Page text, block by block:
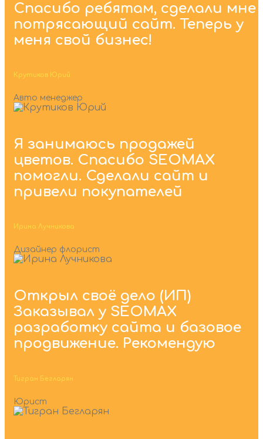
Спасибо ребятам, сделали мне
потрясающий сайт. Теперь у
меня свой бизнес!
Крутиков Юрий
Авто менеджер
Я занимаюсь продажей
цветов. Спасибо SEOMAX
помогли. Сделали сайт и
привели покупателей
Ирина Лучникова
Дизайнер флорист
Открыл своё дело (ИП)
Заказывал у SEOMAX
разработку сайта и базовое
продвижение. Рекомендую
Тигран Бегларян
Юрист